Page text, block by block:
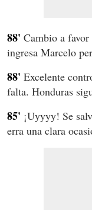
88' Cambio a
ingresa Marcelo
88' Excelente
falta. Honduras
85' ¡Uyyyy! Se
erra una clara